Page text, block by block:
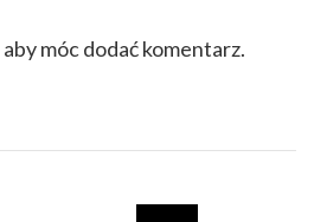
aby móc dodać komentarz.